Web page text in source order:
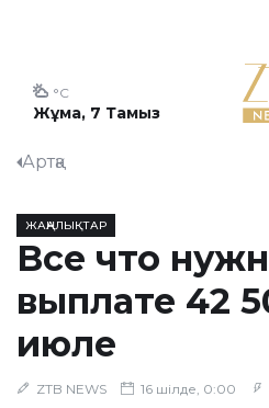
Жұма, 7 Тамыз
°C
Артқа
ЖАҢАЛЫҚТАР
Все что
выплате 42
июле
ZTB NEWS 16 шілде, 0:00